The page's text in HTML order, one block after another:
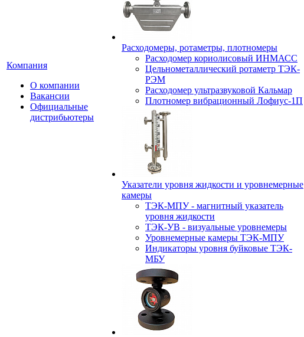
Компания
О компании
Вакансии
Официальные
дистрибьютеры
Расходомеры, ротаметры, плотномеры
Расходомер кориолисовый ИНМАСС
Цельнометаллический ротаметр ТЭК-
РЭМ
Расходомер ультразвуковой Кальмар
Плотномер вибрационный Лофиус-1П
Указатели уровня жидкости и уровнемерные
камеры
ТЭК-МПУ - магнитный указатель
уровня жидкости
ТЭК-УВ - визуальные уровнемеры
Уровнемерные камеры ТЭК-МПУ
Индикаторы уровня буйковые ТЭК-
МБУ